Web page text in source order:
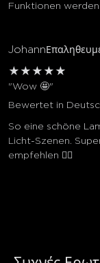
Funktionen
Johann
★ ★ ★ ★ ★
"Wow 🤩"
Bewertet in
So eine schöne
Licht-Szenen.
empfehlen ☝🏻